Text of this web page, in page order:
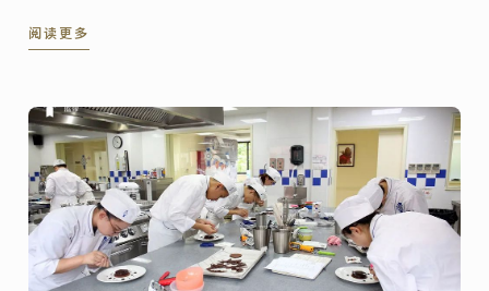
蓝带校友是蓝带恒久的宝藏，更是蓝带的骄傲。欣赏校
阅读更多